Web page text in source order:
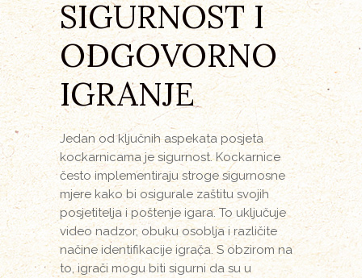
SIGURNOST I
ODGOVORNO
IGRANJE
Jedan od ključnih aspekata posjeta
kockarnicama je sigurnost. Kockarnice
često implementiraju stroge sigurnosne
mjere kako bi osigurale zaštitu svojih
posjetitelja i poštenje igara. To uključuje
video nadzor, obuku osoblja i različite
načine identifikacije igrača. S obzirom na
to, igrači mogu biti sigurni da su u